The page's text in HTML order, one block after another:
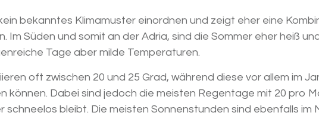
bekanntes Klimamuster einordnen und zeigt eher eine
Im Süden und somit an der Adria, sind die Sommer eher heiß
Tage aber milde Temperaturen.
oft zwischen 20 und 25 Grad, während diese vor allem im
können. Dabei sind jedoch die meisten Regentage mit 20 pro
schneelos bleibt. Die meisten Sonnenstunden sind ebenfalls im